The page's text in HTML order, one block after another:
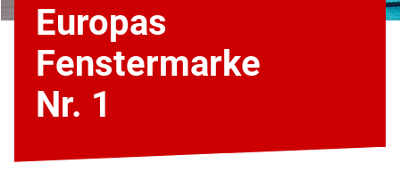
Europas
Fenstermarke
Nr. 1